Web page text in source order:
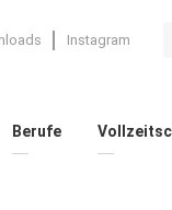
Instagram
Berufe